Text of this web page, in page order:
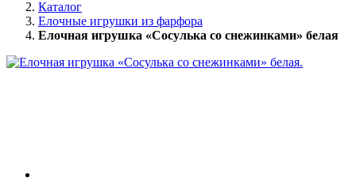
Каталог
Елочные игрушки из фарфора
Елочная игрушка «Сосулька со снежинками» белая